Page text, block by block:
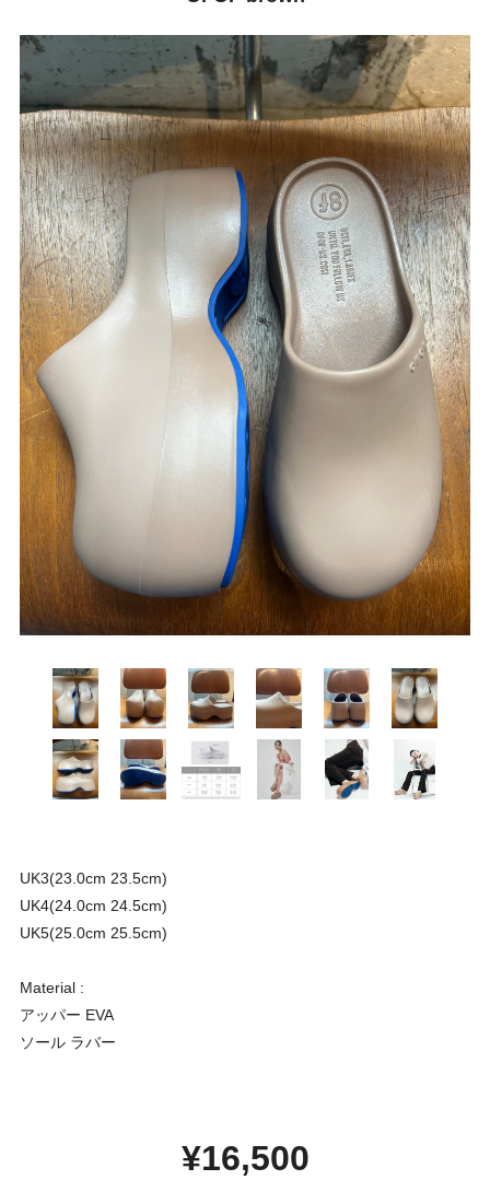
UK3(23.0cm 23.5cm)
UK4(24.0cm 24.5cm)
UK5(25.0cm 25.5cm)
Material :
アッパー EVA
ソール ラバー
¥16,500